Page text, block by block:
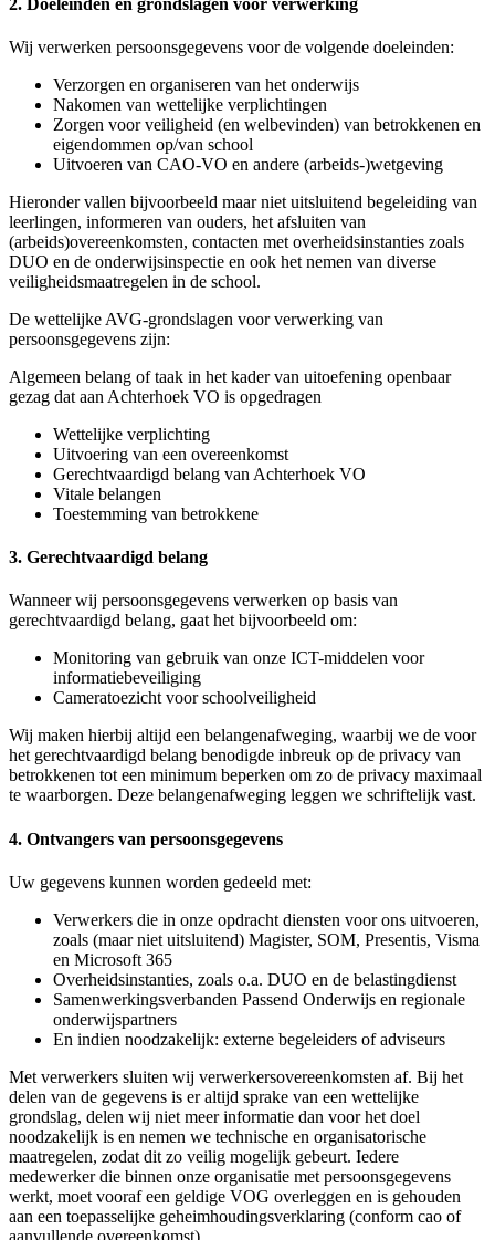
Wij verwerken persoonsgegevens voor de volgende doeleinden:
Verzorgen en organiseren van het onderwijs
Nakomen van wettelijke verplichtingen
Zorgen voor veiligheid (en welbevinden) van betrokkenen en
eigendommen op/van school
Uitvoeren van CAO-VO en andere (arbeids-)wetgeving
Hieronder vallen bijvoorbeeld maar niet uitsluitend begeleiding van
leerlingen, informeren van ouders, het afsluiten van
(arbeids)overeenkomsten, contacten met overheidsinstanties zoals
DUO en de onderwijsinspectie en ook het nemen van diverse
veiligheidsmaatregelen in de school.
De wettelijke AVG-grondslagen voor verwerking van
persoonsgegevens zijn:
Algemeen belang of taak in het kader van uitoefening openbaar
gezag dat aan Achterhoek VO is opgedragen
Wettelijke verplichting
Uitvoering van een overeenkomst
Gerechtvaardigd belang van Achterhoek VO
Vitale belangen
Toestemming van betrokkene
3. Gerechtvaardigd belang
Wanneer wij persoonsgegevens verwerken op basis van
gerechtvaardigd belang, gaat het bijvoorbeeld om:
Monitoring van gebruik van onze ICT-middelen voor
informatiebeveiliging
Cameratoezicht voor schoolveiligheid
Wij maken hierbij altijd een belangenafweging, waarbij we de voor
het gerechtvaardigd belang benodigde inbreuk op de privacy van
betrokkenen tot een minimum beperken om zo de privacy maximaal
te waarborgen. Deze belangenafweging leggen we schriftelijk vast.
4. Ontvangers van persoonsgegevens
Uw gegevens kunnen worden gedeeld met:
Verwerkers die in onze opdracht diensten voor ons uitvoeren,
zoals (maar niet uitsluitend) Magister, SOM, Presentis, Visma
en Microsoft 365
Overheidsinstanties, zoals o.a. DUO en de belastingdienst
Samenwerkingsverbanden Passend Onderwijs en regionale
onderwijspartners
En indien noodzakelijk: externe begeleiders of adviseurs
Met verwerkers sluiten wij verwerkersovereenkomsten af. Bij het
delen van de gegevens is er altijd sprake van een wettelijke
grondslag, delen wij niet meer informatie dan voor het doel
noodzakelijk is en nemen we technische en organisatorische
maatregelen, zodat dit zo veilig mogelijk gebeurt. Iedere
medewerker die binnen onze organisatie met persoonsgegevens
werkt, moet vooraf een geldige VOG overleggen en is gehouden
aan een toepasselijke geheimhoudingsverklaring (conform cao of
aanvullende overeenkomst).